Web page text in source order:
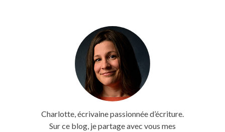
Charlotte, écrivaine passionnée d’écriture.
Sur ce blog, je partage avec vous mes